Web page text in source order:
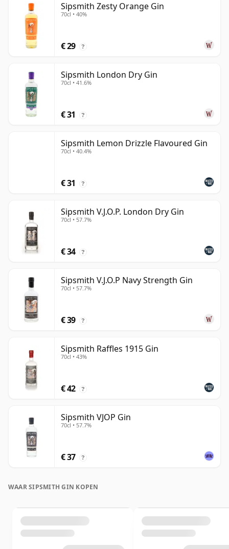
Sipsmith Zesty Orange Gin
70cl • 40%
€ 29 ?
Sipsmith London Dry Gin
70cl • 41.6%
€ 31 ?
Sipsmith Lemon Drizzle Flavoured Gin
70cl • 40.4%
€ 31 ?
Sipsmith V.J.O.P. London Dry Gin
70cl • 57.7%
€ 34 ?
Sipsmith V.J.O.P Navy Strength Gin
70cl • 57.7%
€ 39 ?
Sipsmith Raffles 1915 Gin
70cl • 43%
€ 42 ?
Sipsmith VJOP Gin
70cl • 57.7%
€ 37 ?
WAAR SIPSMITH GIN KOPEN